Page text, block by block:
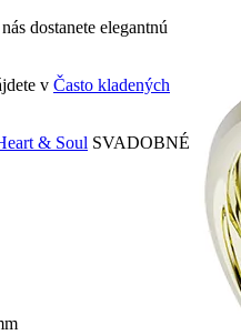
dostanete elegantnú
v Často kladených
& Soul SVADOBNÉ